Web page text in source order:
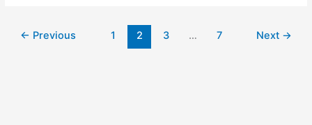
← Previous 1 2 3 … 7 Next →